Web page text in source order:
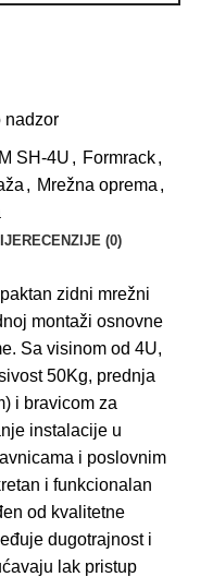
nadzor
SH-4U , Formrack,
, Mrežna oprema ,
RECENZIJE (0)
zidni mrežni
montaži osnovne
Sa visinom od 4U,
50Kg, prednja
i bravicom za
instalacije u
i poslovnim
i funkcionalan
od kvalitetne
dugotrajnost i
lak pristup